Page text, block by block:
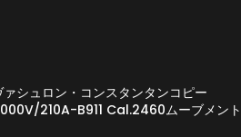
ァシュロン・コンスタンタンコピー
210A-B911 Cal.2460ムーブメント